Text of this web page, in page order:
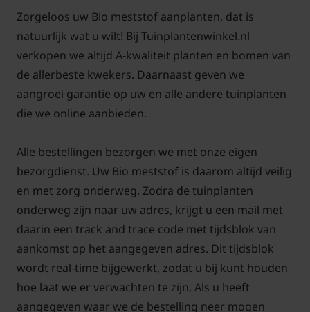
Zorgeloos uw Bio meststof aanplanten, dat is
natuurlijk wat u wilt! Bij Tuinplantenwinkel.nl
verkopen we altijd A-kwaliteit planten en bomen van
de allerbeste kwekers. Daarnaast geven we
aangroei garantie op uw en alle andere tuinplanten
die we online aanbieden.
Alle bestellingen bezorgen we met onze eigen
bezorgdienst. Uw Bio meststof is daarom altijd veilig
en met zorg onderweg. Zodra de tuinplanten
onderweg zijn naar uw adres, krijgt u een mail met
daarin een track and trace code met tijdsblok van
aankomst op het aangegeven adres. Dit tijdsblok
wordt real-time bijgewerkt, zodat u bij kunt houden
hoe laat we er verwachten te zijn. Als u heeft
aangegeven waar we de bestelling neer mogen